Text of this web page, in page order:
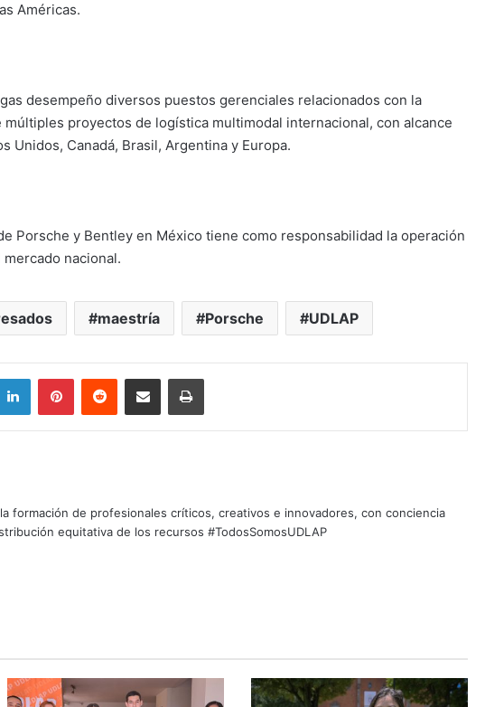
Américas.
desempeño diversos puestos gerenciales relacionados con la
proyectos de logística multimodal internacional, con alcance
Unidos, Canadá, Brasil, Argentina y Europa.
Porsche y Bentley en México tiene como responsabilidad la operación
nacional.
maestría Porsche UDLAP
LinkedInPinterestReddit Share via Email Print
formación de profesionales críticos, creativos e innovadores, con conciencia
equitativa de los recursos #TodosSomosUDLAP